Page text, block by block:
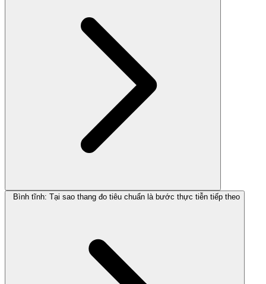
Bình tĩnh: Tại sao thang đo tiêu chuẩn là bước thực tiễn tiếp theo